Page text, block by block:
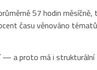
57 hodin měsíčně,
času věnováno
— a proto má i strukturální